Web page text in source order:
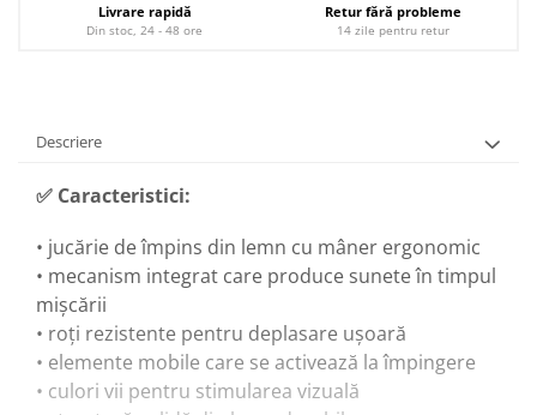
Livrare rapidă
Din stoc, 24 - 48 ore
Retur fără probleme
14 zile pentru retur
Descriere
✅ Caracteristici:
• jucărie de împins din lemn cu mâner ergonomic
• mecanism integrat care produce sunete în timpul
mișcării
• roți rezistente pentru deplasare ușoară
• elemente mobile care se activează la împingere
• culori vii pentru stimularea vizuală